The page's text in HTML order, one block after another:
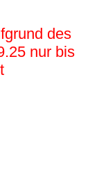
des
nur bis